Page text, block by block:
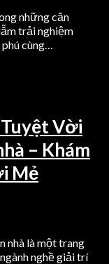
những căn
trải nghiệm
cùng…
Vời
– Khám
Mẻ
nhà là một trang
nghề giải trí